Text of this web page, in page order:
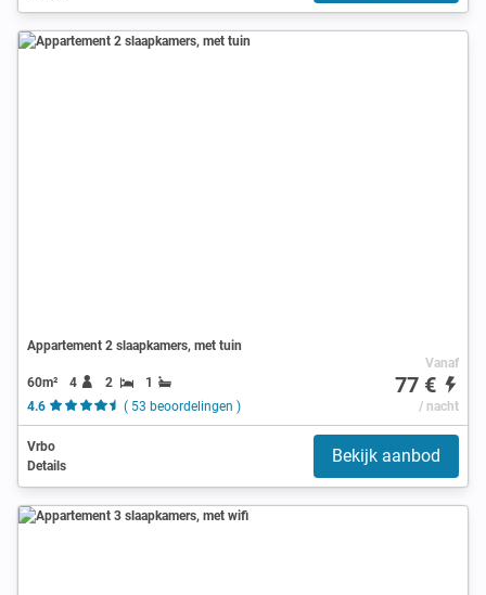
Appartement 2 slaapkamers, met tuin
60m² 4 2
1
4.6
( 53 beoordelingen )
Vanaf
77 €
/ nacht
Vrbo
Details
Bekijk aanbod